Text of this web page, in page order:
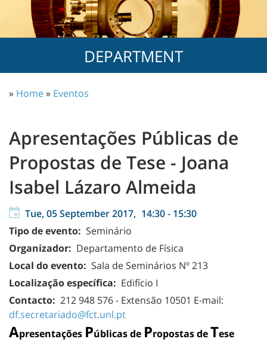
DEPARTMENT
» Home» Eventos
Apresentações Públicas de
Propostas de Tese - Joana
Isabel Lázaro Almeida
Tue, 05 September 2017, 14:30- 15:30
Tipo de evento: Seminário
Organizador: Departamento de Física
Local do evento: Sala de Seminários Nº 213
Localização específica: Edifício I
Contacto: 212 948 576 - Extensão 10501 E-mail:
df.secretariado@fct.unl.pt
Apresentações Públicas de Propostas deTese